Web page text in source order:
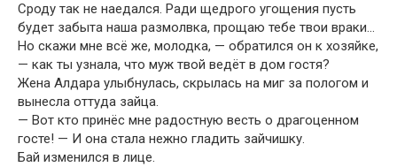
Сроду так не наедался. Ради щедрого угощения пусть
будет забыта наша размолвка, прощаю тебе твои враки…
Но скажи мне всё же, молодка, — обратился он к хозяйке,
— как ты узнала, что муж твой ведёт в дом гостя?
Жена Алдара улыбнулась, скрылась на миг за пологом и
вынесла оттуда зайца.
— Вот кто принёс мне радостную весть о драгоценном
госте! — И она стала нежно гладить зайчишку.
Бай изменился в лице.